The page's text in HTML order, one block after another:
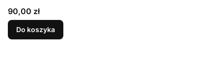
Cena
90,00 zł
Do koszyka